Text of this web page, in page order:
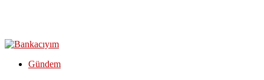
Gündem